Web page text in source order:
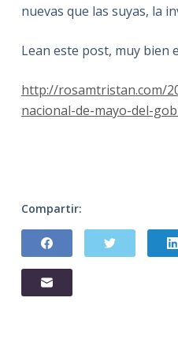
nuevas que las suyas, la
Lean este post, muy bien
http://rosamtristan.com/
nacional-de-mayo-del-
Compartir: